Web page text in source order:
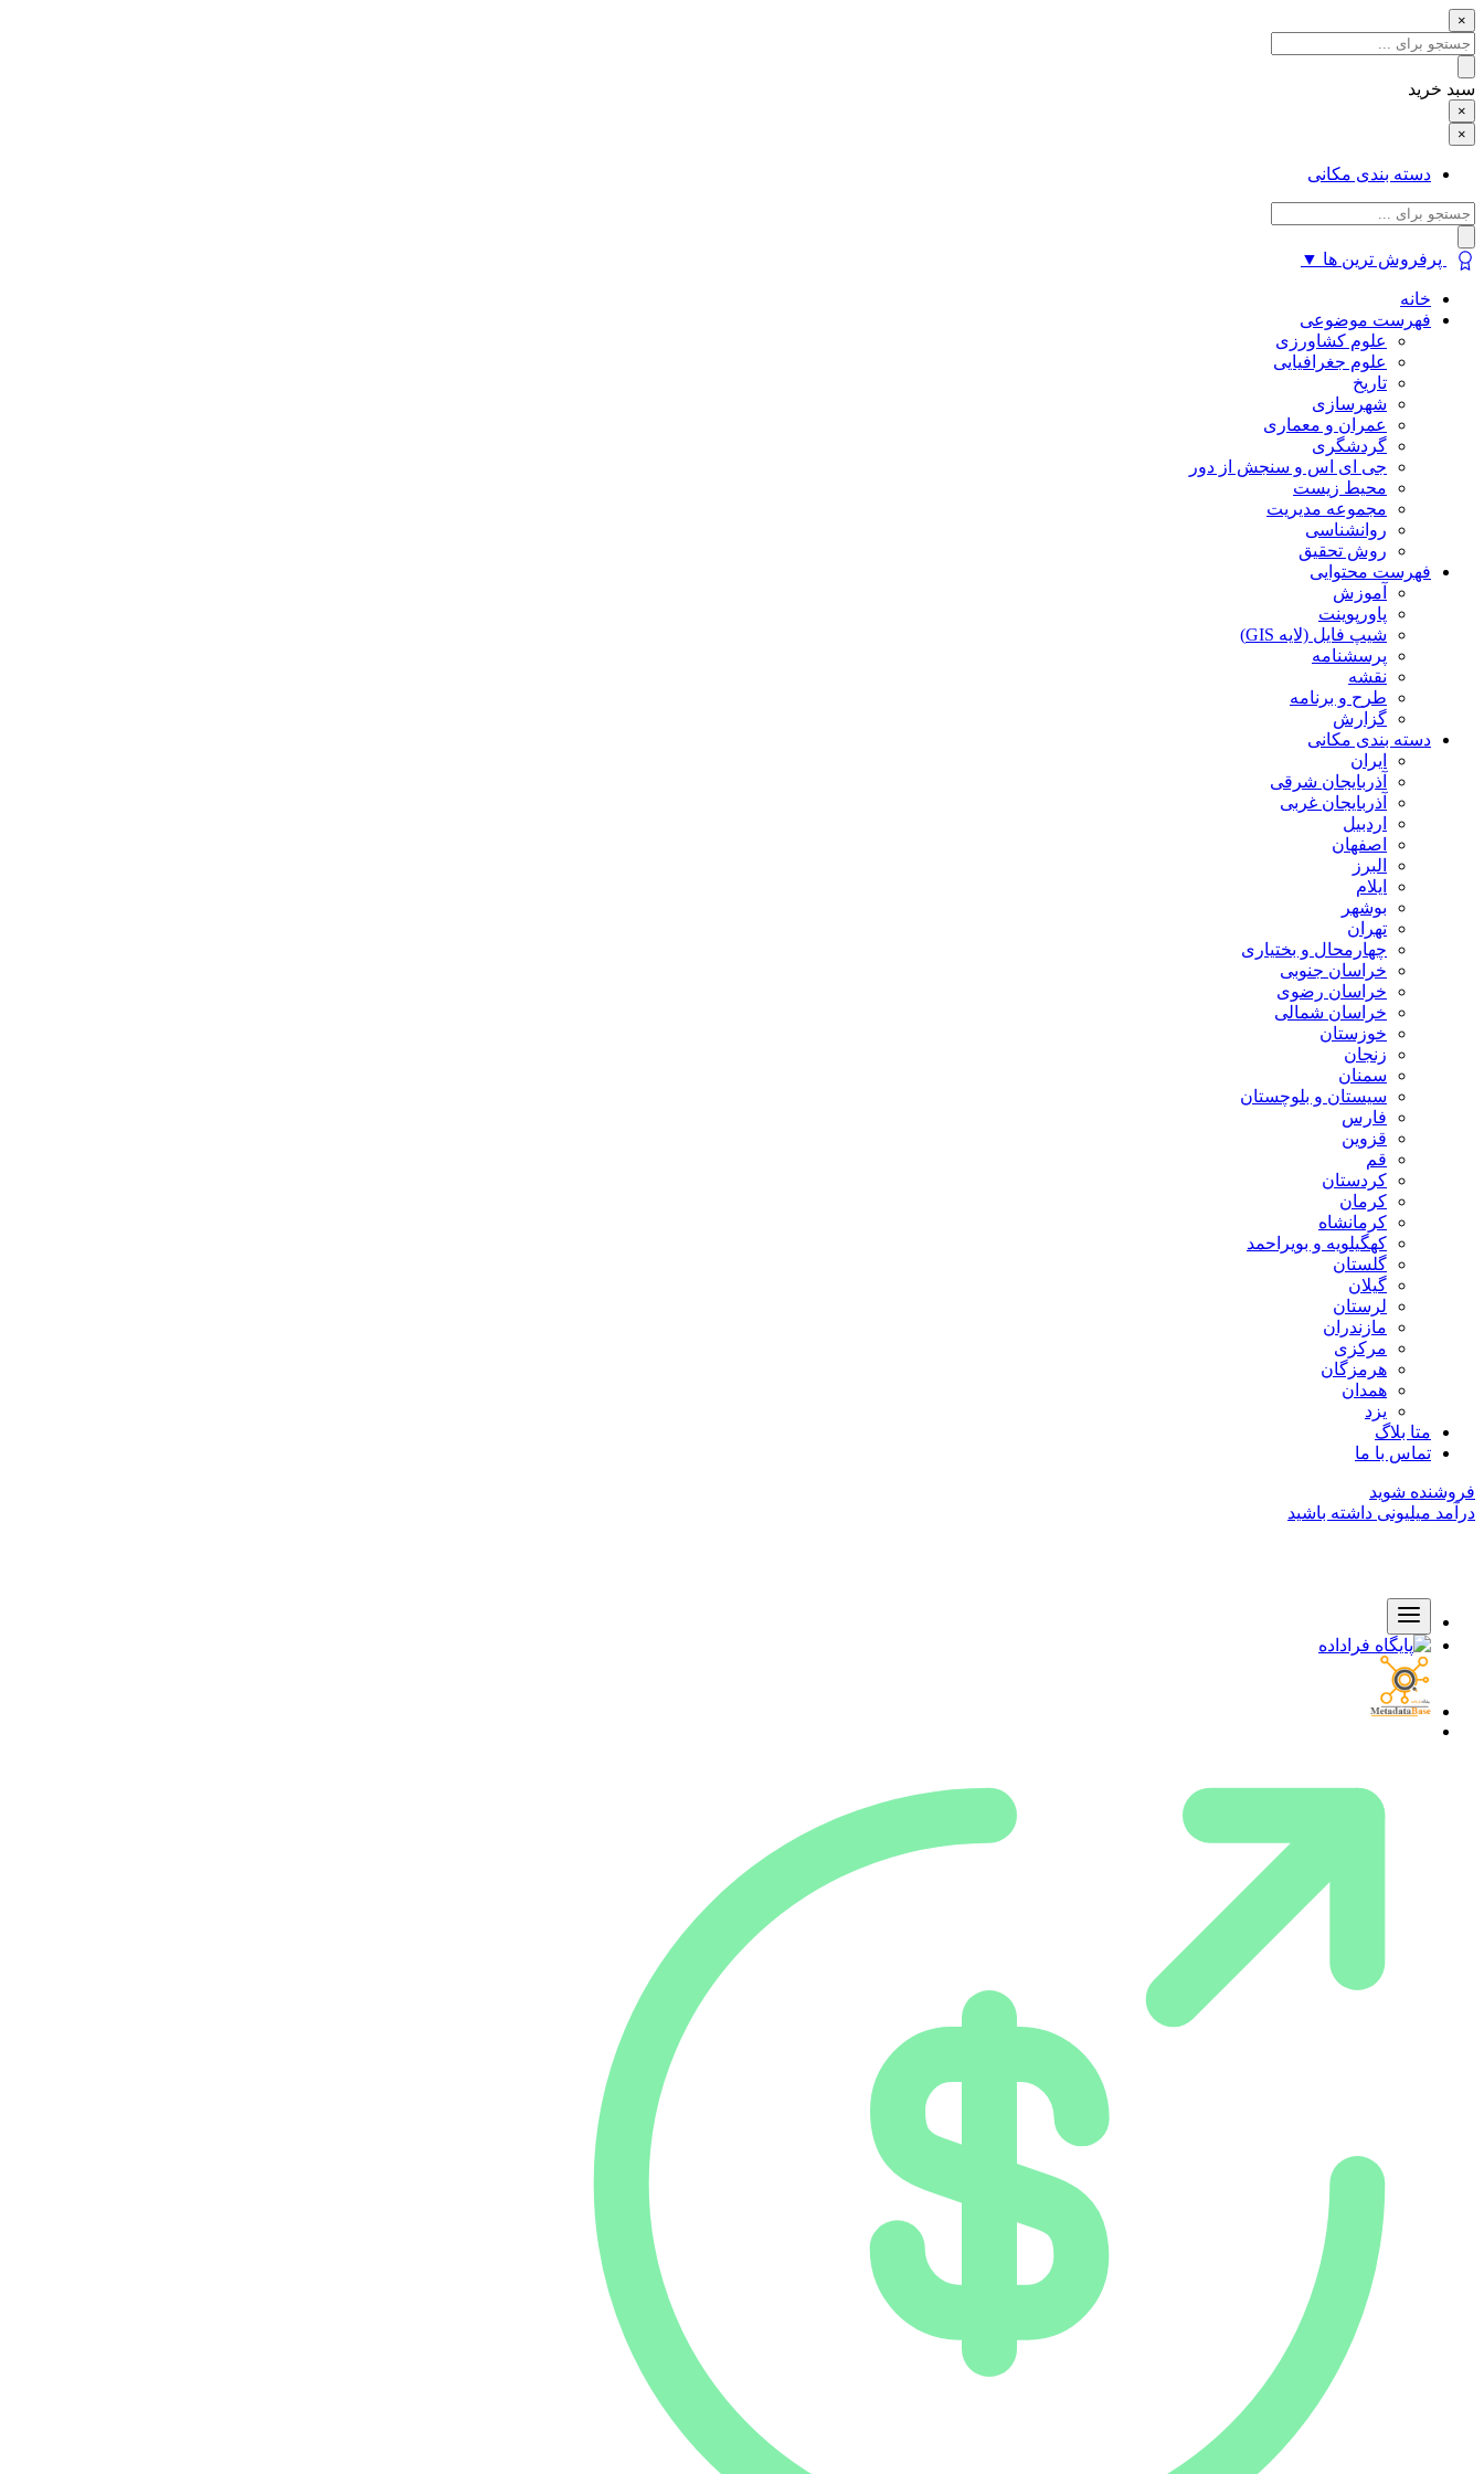
×
سبد خرید
×
سبد خرید
×
دسته بندی مکانی
پرفروش ترین ها ▼
خانه
فهرست موضوعی
علوم کشاورزی
علوم جغرافیایی
تاریخ
شهرسازی
عمران و معماری
گردشگری
جی ای اس و سنجش از دور
محیط زیست
مجموعه مدیریت
روانشناسی
روش تحقیق
فهرست محتوایی
آموزش
پاورپوینت
شیپ فایل (لایه GIS)
پرسشنامه
نقشه
طرح و برنامه
گزارش
دسته بندی مکانی
ایران
آذربایجان شرقی
آذربایجان غربی
اردبیل
اصفهان
البرز
ایلام
بوشهر
تهران
چهارمحال و بختیاری
خراسان جنوبی
خراسان رضوی
خراسان شمالی
خوزستان
زنجان
سمنان
سیستان و بلوچستان
فارس
قزوین
قم
کردستان
کرمان
کرمانشاه
کهگیلویه و بویراحمد
گلستان
گیلان
لرستان
مازندران
مرکزی
هرمزگان
همدان
یزد
متا بلاگ
تماس با ما
فروشنده شوید
درآمد میلیونی داشته باشید